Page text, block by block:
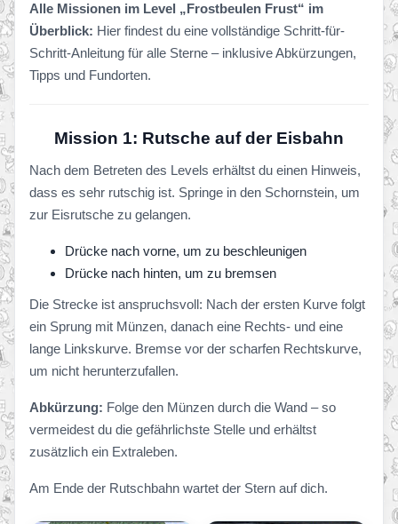
Alle Missionen im Level „Frostbeulen Frust“ im
Überblick: Hier findest du eine vollständige Schritt-für-
Schritt-Anleitung für alle Sterne – inklusive Abkürzungen,
Tipps und Fundorten.
Mission 1: Rutsche auf der Eisbahn
Nach dem Betreten des Levels erhältst du einen Hinweis,
dass es sehr rutschig ist. Springe in den Schornstein, um
zur Eisrutsche zu gelangen.
Drücke nach vorne, um zu beschleunigen
Drücke nach hinten, um zu bremsen
Die Strecke ist anspruchsvoll: Nach der ersten Kurve folgt
ein Sprung mit Münzen, danach eine Rechts- und eine
lange Linkskurve. Bremse vor der scharfen Rechtskurve,
um nicht herunterzufallen.
Abkürzung: Folge den Münzen durch die Wand – so
vermeidest du die gefährlichste Stelle und erhältst
zusätzlich ein Extraleben.
Am Ende der Rutschbahn wartet der Stern auf dich.